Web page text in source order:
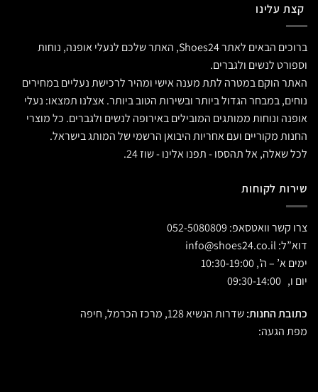
קצת עלינו
ברוכים הבאים לאתר Shoes24, האתר שלכם לנעלי אופנה, נוחות
וספורט לנשים ולגברים.
האתר הוקם במטרה לתת מענה אישי ומהיר לרכישת נעליים במחירים
נוחים, במבחר הגדול ביותר ובשירות הטוב ביותר. אצלנו תמצאו: נעלי
אופנה ונוחות ממותגים המובילים באירופה לנשים ולגברים. כל מוצרי
החנות מקוריים ועם אחריות היבואן הרשמי של המותג בישראל.
לכל שאלה, אל תהססו - תפנו אלינו - שוז 24.
שירות לקוחות
צרו קשר וואטסאפ: 052-5080809
דוא”ל:
ימים א’ – ה’, 10:30-19:00
יום ו, 09:30-14:00
כתובת החנות:שדרות הנשיא 128, מרכז הכרמל, חיפה
מפת הגעה: